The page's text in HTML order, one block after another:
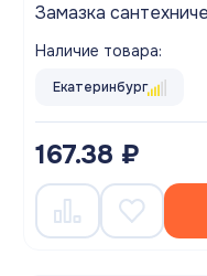
Замазка
Наличие товара:
Екатеринбург
167.38 ₽